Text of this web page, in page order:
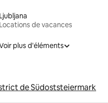
Ljubljana
Locations de vacances
plus d'éléments
de Südoststeiermark